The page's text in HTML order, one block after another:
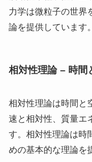
力学は微粒子の世界
論を提供しています。
相対性理論 – 時間
相対性理論は時間と
速と相対性、質量エ
す。相対性理論は時
めの基本的な理論を